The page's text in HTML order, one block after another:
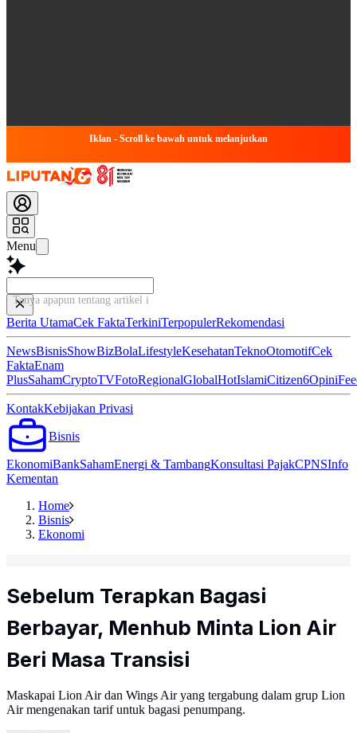
Iklan - Scroll ke bawah untuk melanjutkan
Menu
Tanya apapun tentang artikel ini...
Berita UtamaCek FaktaTerkiniTerpopulerRekomendasi
NewsBisnisShowBizBolaLifestyleKesehatanTeknoOtomotifCek
FaktaEnam
PlusSahamCryptoTVFotoRegionalGlobalHotIslamiCitizen6Opini
KontakKebijakan Privasi
Bisnis
EkonomiBankSahamEnergi & TambangKonsultasi PajakCPNSInfo
Kementan
Home
Bisnis
Ekonomi
Sebelum Terapkan Bagasi
Berbayar, Menhub Minta Lion Air
Beri Masa Transisi
Maskapai Lion Air dan Wings Air yang tergabung dalam grup Lion
Air mengenakan tarif untuk bagasi penumpang.